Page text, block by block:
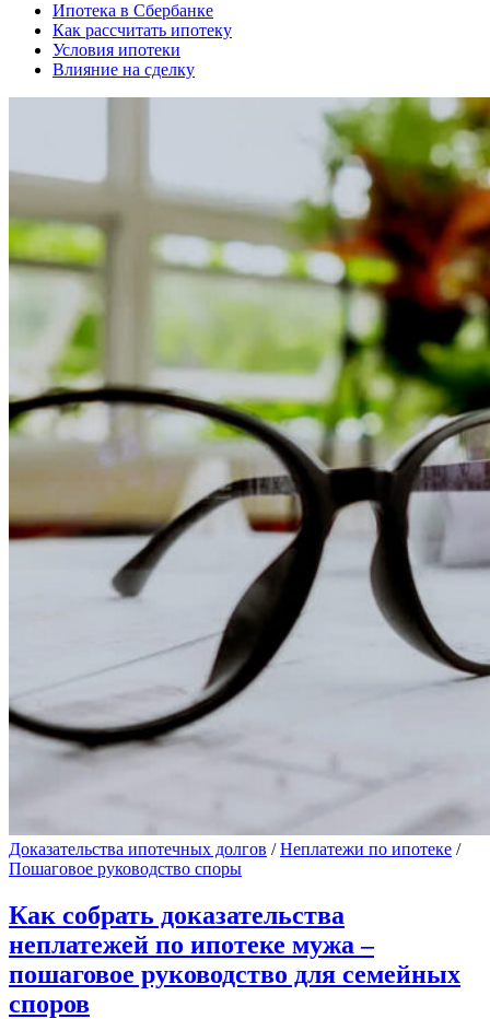
Ипотека в Сбербанке
Как рассчитать ипотеку
Условия ипотеки
Влияние на сделку
Доказательства ипотечных долгов /Неплатежи по ипотеке /
Пошаговое руководство споры
Как собрать доказательства
неплатежей по ипотеке мужа –
пошаговое руководство для семейных
споров